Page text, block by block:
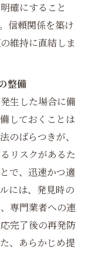
確にすること
信頼関係を築け
維持に直結しま
整備
生した場合に備
しておくことは
のばらつきが、
リスクがあるた
で、迅速かつ適
には、発見時の
専門業者への連
完了後の再発防
、あらかじめ提